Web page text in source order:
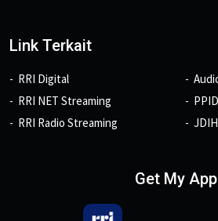
Link Terkait
RRI Digital
RRI NET Streaming
RRI Radio Streaming
Get My App